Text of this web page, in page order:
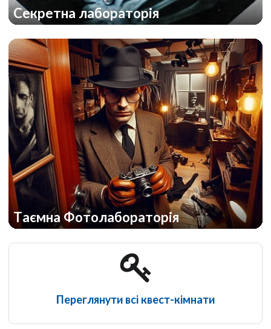
Секретна лабораторія
Таємна Фотолабораторія
Переглянути всі квест-кімнати